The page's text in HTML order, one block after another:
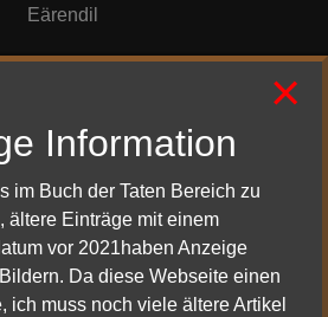
Eärendil
Schaden
+10%
-5%
+30%
-15%
+40%
-20%
+50%
-25%
+60%
-30%
+70%
-35%
+80%
-40%
×
Information
im Buch der Taten Bereich zu
ältere Einträge mit einem
vor 2021haben Anzeige
Da diese Webseite einen
ich muss noch viele ältere Artikel